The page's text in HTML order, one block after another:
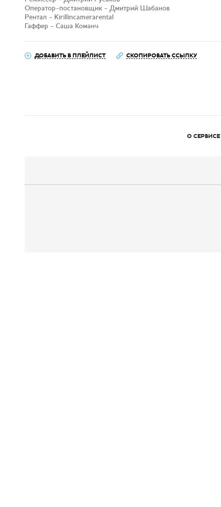
Оператор-постановщик - Дмитрий Шабанов
Рентал - Kirillincamerarental
Гаффер - Саша Команч
ДОБАВИТЬ В ПЛЕЙЛИСТ СКОПИРОВАТЬ ССЫЛКУ
О СЕРВИСЕ